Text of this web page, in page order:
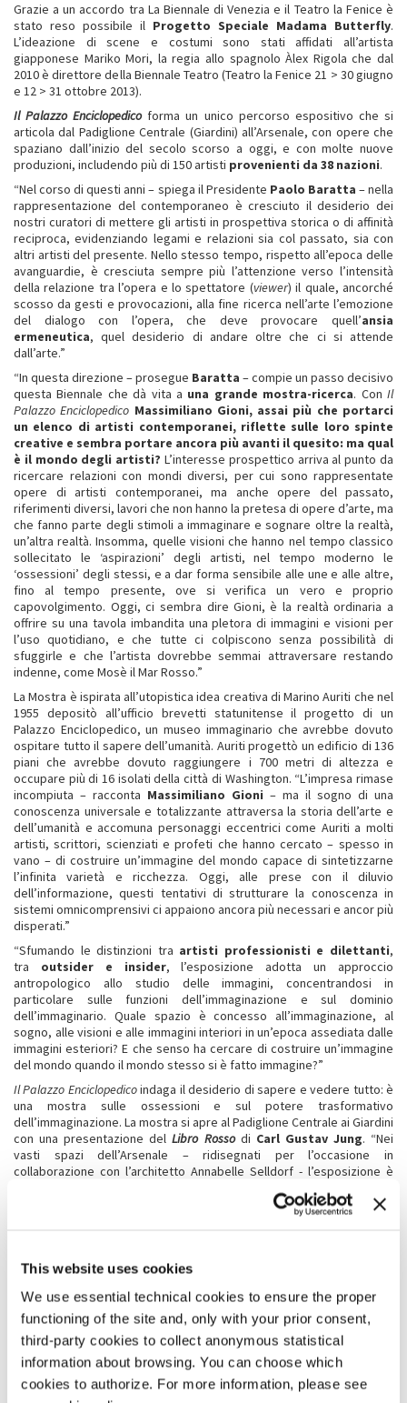
This website uses cookies
We use essential technical cookies to ensure the proper
functioning of the site and, only with your prior consent,
third-party cookies to collect anonymous statistical
information about browsing. You can choose which
cookies to authorize. For more information, please see
Grazie a un accordo tra La Biennale di Venezia e il Teatro la Fenice è
stato reso possibile il Progetto Speciale Madama Butterfly.
L’ideazione di scene e costumi sono stati affidati all’artista
giapponese Mariko Mori, la regia allo spagnolo Àlex Rigola che dal
2010 è direttore della Biennale Teatro (Teatro la Fenice 21 > 30 giugno
e 12 > 31 ottobre 2013).
Il Palazzo Enciclopedicoforma un unico percorso espositivo che si
articola dal Padiglione Centrale (Giardini) all’Arsenale, con opere che
spaziano dall’inizio del secolo scorso a oggi, e con molte nuove
produzioni, includendo più di 150 artisti provenienti da 38 nazioni.
“Nel corso di questi anni – spiega il Presidente Paolo Baratta – nella
rappresentazione del contemporaneo è cresciuto il desiderio dei
nostri curatori di mettere gli artisti in prospettiva storica o di affinità
reciproca, evidenziando legami e relazioni sia col passato, sia con
altri artisti del presente. Nello stesso tempo, rispetto all’epoca delle
avanguardie, è cresciuta sempre più l’attenzione verso l’intensità
della relazione tra l’opera e lo spettatore (viewer) il quale, ancorché
scosso da gesti e provocazioni, alla fine ricerca nell’arte l’emozione
del dialogo con l’opera, che deve provocare quell’ansia
ermeneutica, quel desiderio di andare oltre che ci si attende
dall’arte.”
“In questa direzione – prosegue Baratta – compie un passo decisivo
questa Biennale che dà vita a una grande mostra-ricerca. ConIl
Palazzo Enciclopedico Massimiliano Gioni, assai più che portarci
un elenco di artisti contemporanei, riflette sulle loro spinte
creative e sembra portare ancora più avanti il quesito: ma qual
è il mondo degli artisti? L’interesse prospettico arriva al punto da
ricercare relazioni con mondi diversi, per cui sono rappresentate
opere di artisti contemporanei, ma anche opere del passato,
riferimenti diversi, lavori che non hanno la pretesa di opere d’arte, ma
che fanno parte degli stimoli a immaginare e sognare oltre la realtà,
un’altra realtà. Insomma, quelle visioni che hanno nel tempo classico
sollecitato le ‘aspirazioni’ degli artisti, nel tempo moderno le
‘ossessioni’ degli stessi, e a dar forma sensibile alle une e alle altre,
fino al tempo presente, ove si verifica un vero e proprio
capovolgimento. Oggi, ci sembra dire Gioni, è la realtà ordinaria a
offrire su una tavola imbandita una pletora di immagini e visioni per
l’uso quotidiano, e che tutte ci colpiscono senza possibilità di
sfuggirle e che l’artista dovrebbe semmai attraversare restando
indenne, come Mosè il Mar Rosso.”
La Mostra è ispirata all’utopistica idea creativa di Marino Auriti che nel
1955 depositò all’ufficio brevetti statunitense il progetto di un
Palazzo Enciclopedico, un museo immaginario che avrebbe dovuto
ospitare tutto il sapere dell’umanità. Auriti progettò un edificio di 136
piani che avrebbe dovuto raggiungere i 700 metri di altezza e
occupare più di 16 isolati della città di Washington. “L’impresa rimase
incompiuta – racconta Massimiliano Gioni – ma il sogno di una
conoscenza universale e totalizzante attraversa la storia dell’arte e
dell’umanità e accomuna personaggi eccentrici come Auriti a molti
artisti, scrittori, scienziati e profeti che hanno cercato – spesso in
vano – di costruire un’immagine del mondo capace di sintetizzarne
l’infinita varietà e ricchezza. Oggi, alle prese con il diluvio
dell’informazione, questi tentativi di strutturare la conoscenza in
sistemi omnicomprensivi ci appaiono ancora più necessari e ancor più
disperati.”
“Sfumando le distinzioni tra artisti professionisti e dilettanti,
tra outsider e insider, l’esposizione adotta un approccio
antropologico allo studio delle immagini, concentrandosi in
particolare sulle funzioni dell’immaginazione e sul dominio
dell’immaginario. Quale spazio è concesso all’immaginazione, al
sogno, alle visioni e alle immagini interiori in un’epoca assediata dalle
immagini esteriori? E che senso ha cercare di costruire un’immagine
del mondo quando il mondo stesso si è fatto immagine?”
Il Palazzo Enciclopedicoindaga il desiderio di sapere e vedere tutto: è
una mostra sulle ossessioni e sul potere trasformativo
dell’immaginazione. La mostra si apre al Padiglione Centrale ai Giardini
con una presentazione delLibro Rossodi Carl Gustav Jung. “Nei
vasti spazi dell’Arsenale – ridisegnati per l’occasione in
collaborazione con l’architetto Annabelle Selldorf - l’esposizione è
artificiali, seguendo lo schema tipico
cinquecentesche e seicentesche.” Dalle
performance e installazioni, “emerge una costruzione complessa ma
delirante.”
Il Palazzo Enciclopedico– conclude Gioni – è una mostra in cui si
rende manifesta una condizione che condividiamo tutti, e cioè quella
di essere noi stessimedia, di essere conduttori di immagini, di
essere persino posseduti dalle immagini.”